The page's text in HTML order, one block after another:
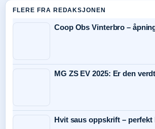
FLERE FRA REDAKSJONEN
Coop Obs Vinterbro –
MG ZS EV 2025: Er den
Hvit saus oppskrift – perfekt